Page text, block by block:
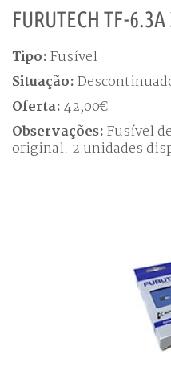
FURUTECH TF-
Tipo: Fusível
Situação:
Oferta: 42,00€
Observações: Fusível
original. 2 unidades